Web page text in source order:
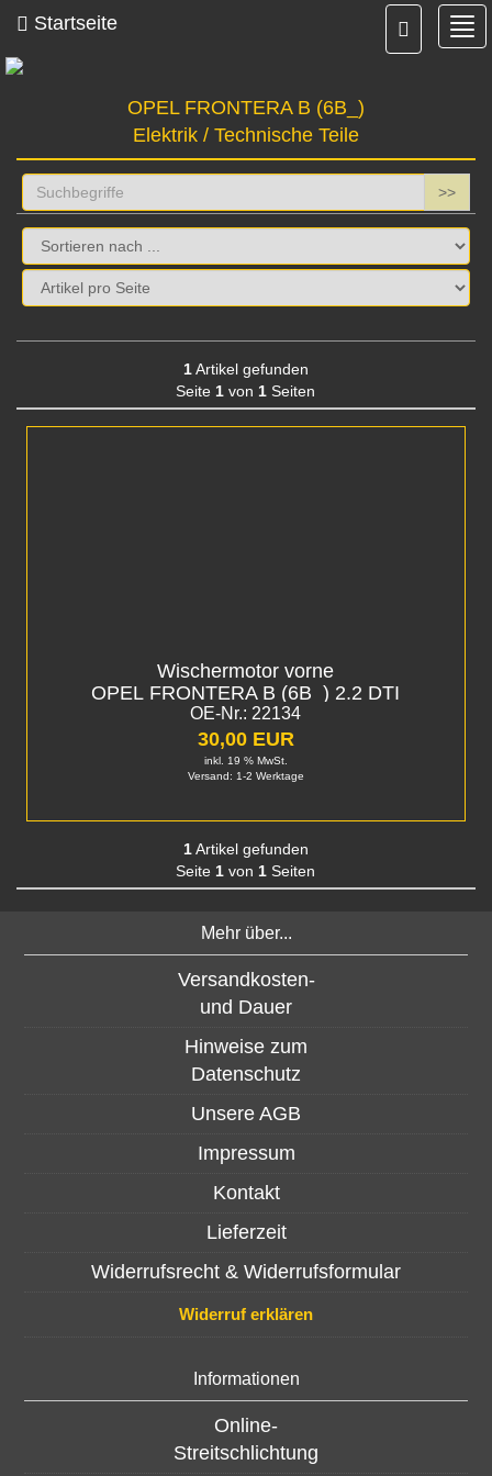
Startseite
OPEL FRONTERA B (6B_)
Elektrik / Technische Teile
>>
1Artikel gefunden
Seite 1 von 1 Seiten
Wischermotor vorne
OPEL FRONTERA B (6B_) 2.2 DTI
OE-Nr.: 22134
30,00 EUR
inkl. 19 % MwSt.
Versand: 1-2 Werktage
1Artikel gefunden
Seite 1 von 1 Seiten
Mehr über...
Versandkosten-
und Dauer
Hinweise zum
Datenschutz
Unsere AGB
Impressum
Kontakt
Lieferzeit
Widerrufsrecht & Widerrufsformular
Widerruf erklären
Informationen
Online-
Streitschlichtung